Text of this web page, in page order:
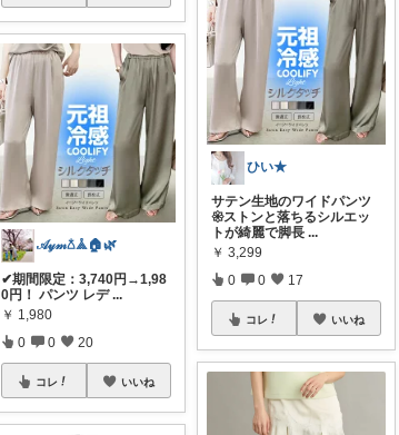
𝒜𝓎𝓂𖡿‬𖣰🏠🌿
✔︎期間限定：3,740円→1,98
0円！ パンツ レデ ...
￥ 1,980
0 0 20
コレ いいね
ひい★
サテン生地のワイドパンツ
𑁍ストンと落ちるシルエッ
トが綺麗で脚長 ...
￥ 3,299
0 0 17
コレ いいね